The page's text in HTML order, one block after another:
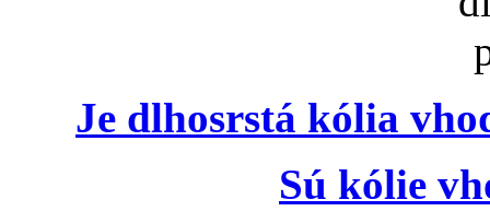
Je dlhosrstá kólia
Sú kólie